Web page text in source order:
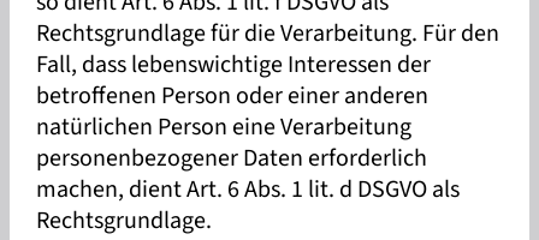
Rechtsgrundlage für die Verarbeitung. Für den
Fall, dass lebenswichtige Interessen der
betroffenen Person oder einer anderen
natürlichen Person eine Verarbeitung
personenbezogener Daten erforderlich
machen, dient Art. 6 Abs. 1 lit. d DSGVO als
Rechtsgrundlage.